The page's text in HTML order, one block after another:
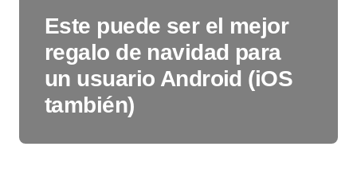
Este puede ser el mejor
regalo de navidad para
un usuario Android (iOS
también)